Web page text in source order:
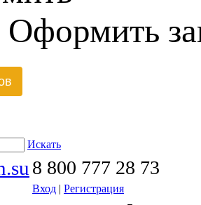
Оформить
Искать
8 800 777 28 73
Вход | Регистрация